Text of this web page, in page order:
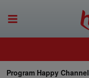
Program Happy Channel